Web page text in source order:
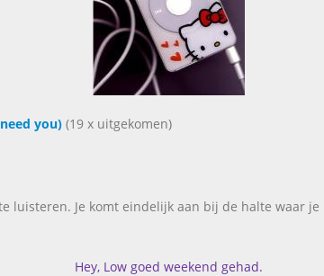
you)(19 x uitgekomen)
luisteren. Je komt eindelijk aan bij de halte waar
Hey, Low goed weekend gehad.